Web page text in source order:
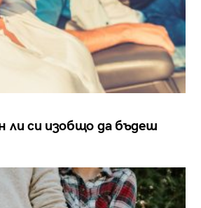
ли си изобщо да бъдеш